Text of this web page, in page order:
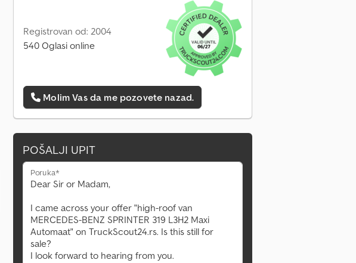
Registrovan od: 2004
540 Oglasi online
Molim Vas da me pozovete nazad.
POŠALJI UPIT
Poruka*